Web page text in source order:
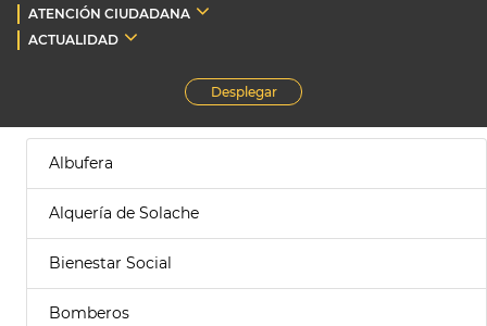
ATENCIÓN CIUDADANA
ACTUALIDAD
Desplegar
Albufera
Alquería de Solache
Bienestar Social
Bomberos